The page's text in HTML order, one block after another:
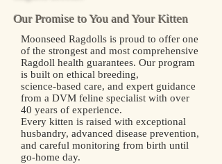
Our Promise to You and Your Kitten
Moonseed Ragdolls is proud to offer one
of the strongest and most comprehensive
Ragdoll health guarantees. Our program
is built on ethical breeding,
science‑based care, and expert guidance
from a DVM feline specialist with over
40 years of experience.
Every kitten is raised with exceptional
husbandry, advanced disease prevention,
and careful monitoring from birth until
go‑home day.